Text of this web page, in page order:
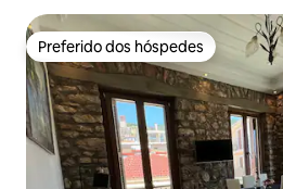
Preferido dos hóspedes
Preferido dos hóspedes